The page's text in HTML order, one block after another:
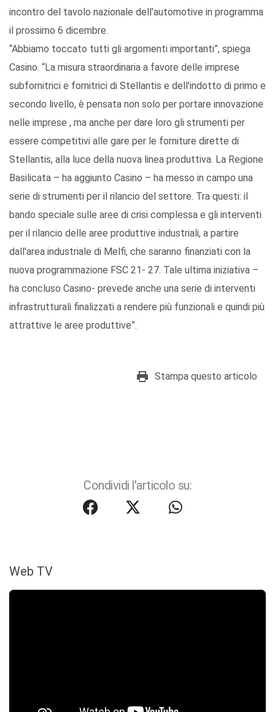
incontro del tavolo nazionale dell'automotive in programma
il prossimo 6 dicembre.
“Abbiamo toccato tutti gli argomenti importanti”, spiega
Casino. “La misura straordinaria a favore delle imprese
subfornitrici e fornitrici di Stellantis e dell'indotto di primo e
secondo livello, è pensata non solo per portare innovazione
nelle imprese , ma anche per dare loro gli strumenti per
essere competitivi alle gare per le forniture dirette di
Stellantis, alla luce della nuova linea produttiva. La Regione
Basilicata – ha aggiunto Casino – ha messo in campo una
serie di strumenti per il rilancio del settore. Tra questi: il
bando speciale sulle aree di crisi complessa e gli interventi
per il rilancio delle aree produttive industriali, a partire
dall'area industriale di Melfi, che saranno finanziati con la
nuova programmazione FSC 21- 27. Tale ultima iniziativa –
ha concluso Casino- prevede anche una serie di interventi
infrastrutturali finalizzati a rendere più funzionali e quindi più
attrattive le aree produttive”.
Stampa questo articolo
Condividi l'articolo su:
Web TV